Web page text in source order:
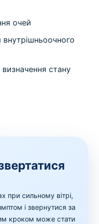
очей
стану
при сильному вітрі,
і звернутися за
кроком може стати